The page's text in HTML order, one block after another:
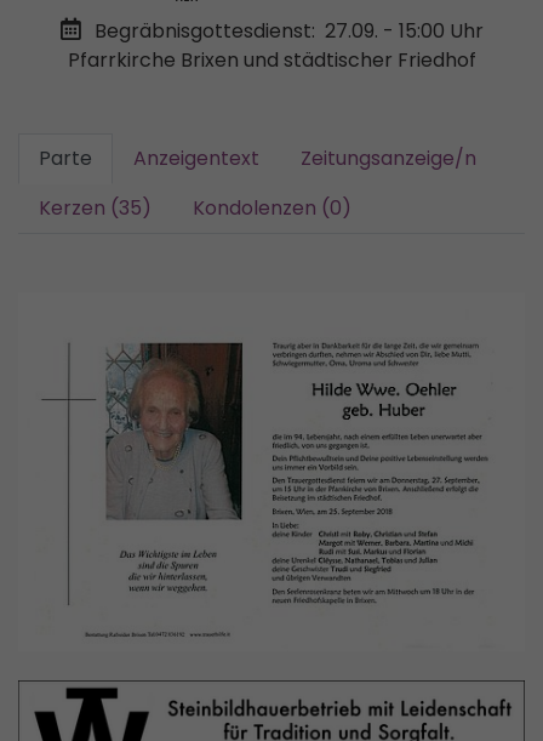
Begräbnisgottesdienst: 27.09. - 15:00 Uhr
Pfarrkirche Brixen und städtischer Friedhof
Parte Anzeigentext
Zeitungsanzeige/n
Kerzen (35)
Kondolenzen (0)